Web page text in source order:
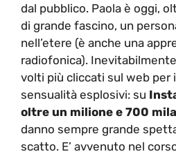
dal pubblico. Paola è oggi,
di grande fascino, un
nell’etere (è anche una
radiofonica).
volti più cliccati sul web per
sensualità esplosivi: su
oltre un milione e 700
danno sempre grande
scatto. E’ avvenuto nel